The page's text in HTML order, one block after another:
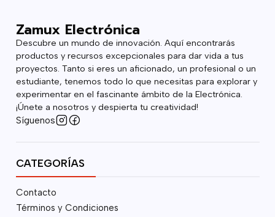
Zamux Electrónica
Descubre un mundo de innovación. Aquí encontrarás
productos y recursos excepcionales para dar vida a tus
proyectos. Tanto si eres un aficionado, un profesional o un
estudiante, tenemos todo lo que necesitas para explorar y
experimentar en el fascinante ámbito de la Electrónica.
¡Únete a nosotros y despierta tu creatividad!
Síguenos
CATEGORÍAS
Contacto
Términos y Condiciones